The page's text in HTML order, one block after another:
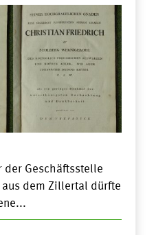
der Geschäftsstelle
dem Zillertal dürfte